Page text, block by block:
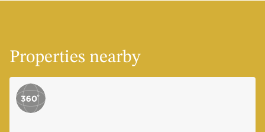
Properties nearby